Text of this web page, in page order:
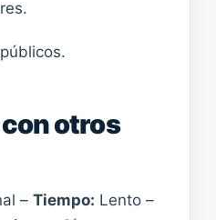
otros
– Tiempo: Lento –